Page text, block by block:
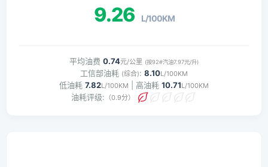
9.26 L/100KM
平均油费 0.74元/公里 (按92#汽油7.97元/升)
工信部油耗 (综合): 8.10L/100KM
低油耗 7.82L/100KM | 高油耗 10.71L/100KM
油耗评级: （0.9分）